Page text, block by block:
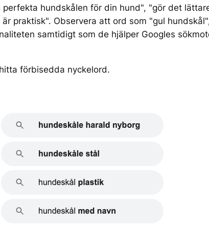
hundskålen för din hund", "gör det
praktisk". Observera att ord som "gul
samtidigt som de hjälper Googles
förbisedda nyckelord.